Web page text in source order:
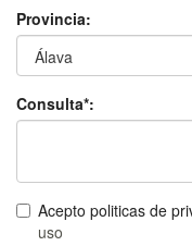
Provincia:
Consulta*:
Acepto politicas de
uso